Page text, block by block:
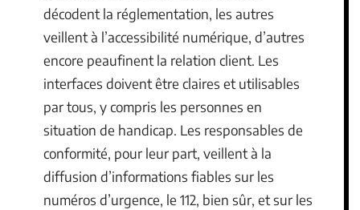
décodent la réglementation, les autres
veillent à l’accessibilité numérique, d’autres
encore peaufinent la relation client. Les
interfaces doivent être claires et utilisables
par tous, y compris les personnes en
situation de handicap. Les responsables de
conformité, pour leur part, veillent à la
diffusion d’informations fiables sur les
numéros d’urgence, le 112, bien sûr, et sur les